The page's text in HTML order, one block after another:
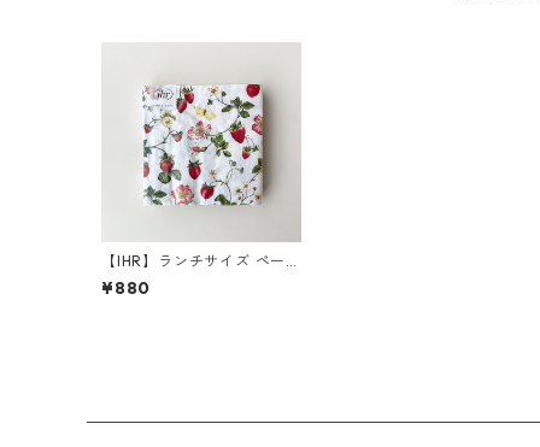
【IHR】ランチサイズ ペーパ
ーナプキン SWEET STRAW
BERRY ホワイト 20枚入り
¥880